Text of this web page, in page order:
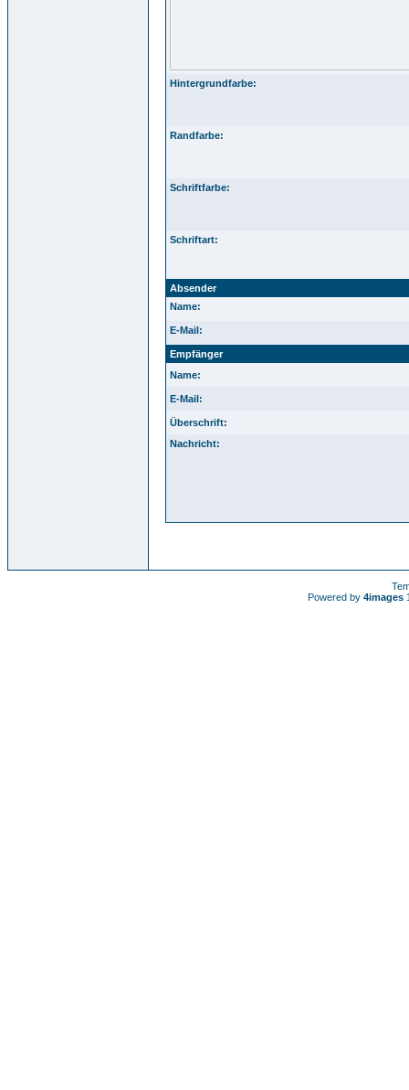
Hintergrundfarbe:
Randfarbe:
Schriftfarbe:
Schriftart:
Absender
Name:
E-Mail:
Empfänger
Name:
E-Mail:
Überschrift:
Nachricht:
Powered by 4images